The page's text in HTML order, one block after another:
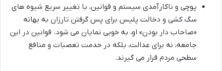
پوچی و ناکارآمدی سیستم و قوانین، با تغییر سریع شیوه های
سگ کشی و دخالت پلیس برای پس گرفتن تارزان به بهانه
«صاحاب دار بودن» او، به خوبی نمایان می شود. قوانین در این
جامعه، نه برای عدالت، بلکه در خدمت تعصبات و منافع
سطحی مردم قرار می گیرند.